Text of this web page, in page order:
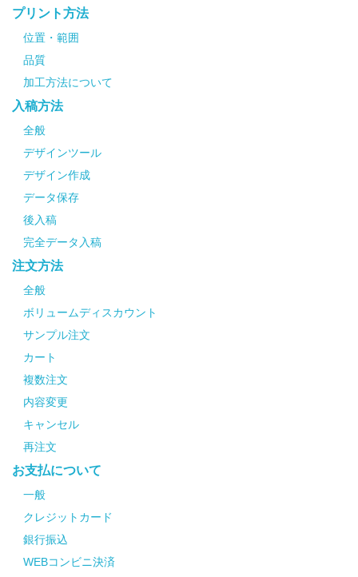
プリント方法
位置・範囲
品質
加工方法について
入稿方法
全般
デザインツール
デザイン作成
データ保存
後入稿
完全データ入稿
注文方法
全般
ボリュームディスカウント
サンプル注文
カート
複数注文
内容変更
キャンセル
再注文
お支払について
一般
クレジットカード
銀行振込
WEBコンビニ決済